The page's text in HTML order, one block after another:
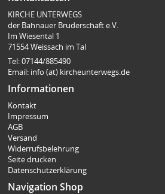
KIRCHE UNTERWEGS
der Bahnauer Bruderschaft e.V.
Im Wiesental 1
71554 Weissach im Tal
Tel: 07144/885490
Email: info (at) kircheunterwegs.de
Informationen
Kontakt
Impressum
AGB
Versand
Widerrufsbelehrung
Seite drucken
Datenschutzerklärung
Navigation Shop